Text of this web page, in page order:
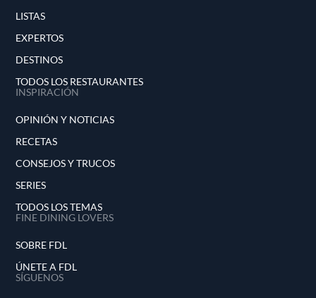
LISTAS
EXPERTOS
DESTINOS
TODOS LOS RESTAURANTES
INSPIRACIÓN
OPINIÓN Y NOTICIAS
RECETAS
CONSEJOS Y TRUCOS
SERIES
TODOS LOS TEMAS
FINE DINING LOVERS
SOBRE FDL
ÚNETE A FDL
SÍGUENOS